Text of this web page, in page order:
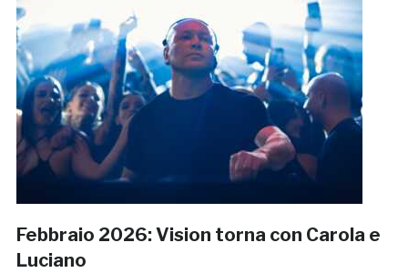
Febbraio 2026: Vision torna con Carola e
Luciano